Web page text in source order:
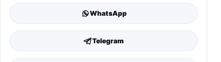
WhatsApp
Telegram